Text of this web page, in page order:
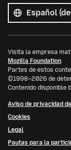
los
idiomas
Idioma
Visita la empresa
Mozilla Foundation.
Partes de estos
©1998–2026 de
Contenido disponible
Aviso de privacidad
Cookies
Legal
Pautas para la